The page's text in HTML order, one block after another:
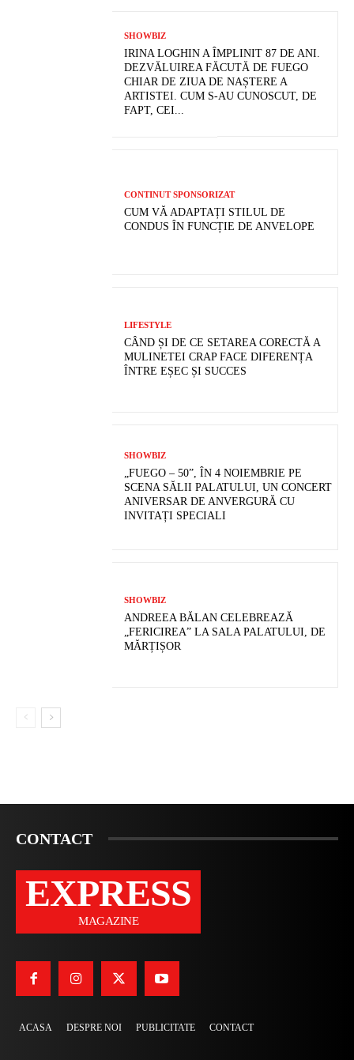
SHOWBIZ
IRINA LOGHIN A ÎMPLINIT 87 DE ANI.
DEZVĂLUIREA FĂCUTĂ DE FUEGO
CHIAR DE ZIUA DE NAȘTERE A
ARTISTEI. CUM S-AU CUNOSCUT, DE
FAPT, CEI...
CONTINUT SPONSORIZAT
CUM VĂ ADAPTAȚI STILUL DE
CONDUS ÎN FUNCȚIE DE ANVELOPE
LIFESTYLE
CÂND ȘI DE CE SETAREA CORECTĂ A
MULINETEI CRAP FACE DIFERENȚA
ÎNTRE EȘEC ȘI SUCCES
SHOWBIZ
„FUEGO – 50”, ÎN 4 NOIEMBRIE PE
SCENA SĂLII PALATULUI, UN CONCERT
ANIVERSAR DE ANVERGURĂ CU
INVITAȚI SPECIALI
SHOWBIZ
ANDREEA BĂLAN CELEBREAZĂ
„FERICIREA” LA SALA PALATULUI, DE
MĂRȚIȘOR
CONTACT
EXPRESS
MAGAZINE
ACASA DESPRE NOI PUBLICITATE CONTACT